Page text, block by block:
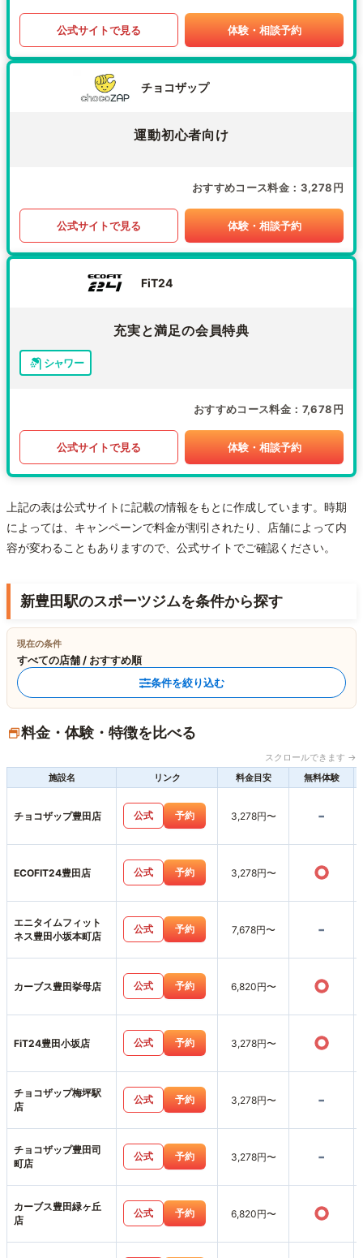
公式サイトで見る 体験・相談予約
チョコザップ
運動初心者向け
おすすめコース料金 3,278円
公式サイトで見る 体験・相談予約
FiT24
充実と満足の会員特典
シャワー
おすすめコース料金 7,678円
公式サイトで見る 体験・相談予約
上記の表は公式サイトに記載の情報をもとに作成しています。時期
によっては、キャンペーンで料金が割引されたり、店舗によって内
容が変わることもありますので、公式サイトでご確認ください。
新豊田駅のスポーツジムを条件から探す
現在の条件
すべての店舗 / おすすめ順
条件を絞り込む
料金・体験・特徴を比べる
スクロールできます →
施設名
リンク 料金目安 無料体験
チョコザップ豊田店 公式 予約 3,278円〜 -
ECOFIT24豊田店 公式 予約 3,278円〜 ○
エニタイムフィット
ネス豊田小坂本町店
公式 予約 7,678円〜 -
カーブス豊田挙母店 公式 予約 6,820円〜 ○
FiT24豊田小坂店 公式 予約 3,278円〜 ○
チョコザップ梅坪駅
店
公式 予約 3,278円〜 -
チョコザップ豊田司
町店
公式 予約 3,278円〜 -
カーブス豊田緑ヶ丘
店
公式 予約 6,820円〜 ○